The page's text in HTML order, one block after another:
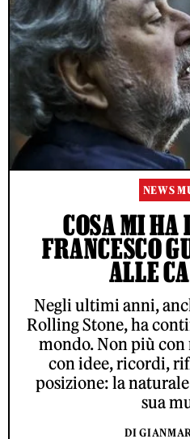
NEWS
COSA MI HA
FRANCESCO
ALLE
Negli ultimi anni,
Rolling Stone, ha
mondo. Non più
con idee, ricordi,
posizione: la
sua
DI